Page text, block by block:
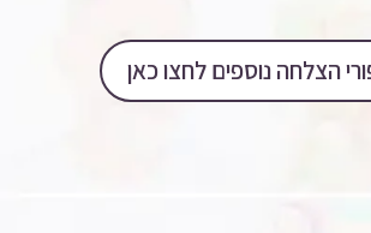
הצלחה נוספים לחצו כאן